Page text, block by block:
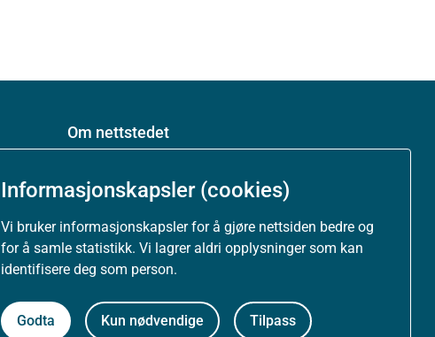
Informasjonskapsler (cookies)
Vi bruker informasjonskapsler for å gjøre nettsiden bedre og
for å samle statistikk. Vi lagrer aldri opplysninger som kan
identifisere deg som person.
Godta Kun nødvendige Tilpass
Om nettstedet
Tilgjengelighetserklæring (uustatus.no)
Besøksstatistikk og informasjonskapsler
Nyhetsvarsel og abonnement